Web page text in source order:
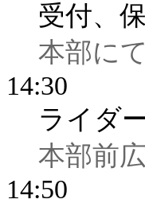
受付、
本部に
14:30
ライダ
本部前
14:50